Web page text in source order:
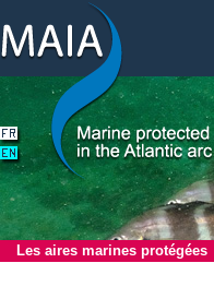
Les aires marines protégées